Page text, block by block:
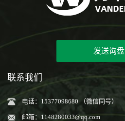
发送询盘
联系我们
电话：15377098680 （微信同号）
邮箱： 1148280033@qq.com